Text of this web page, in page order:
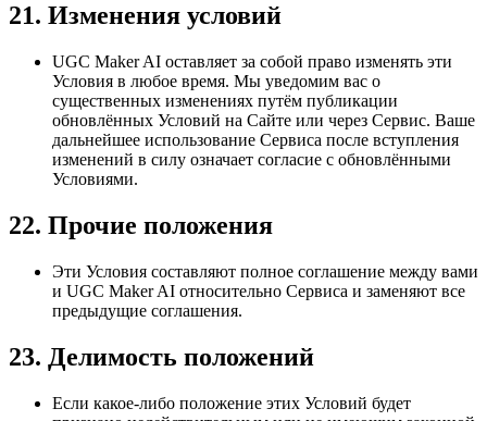
21. Изменения условий
UGC Maker AI оставляет за собой право изменять эти
Условия в любое время. Мы уведомим вас о
существенных изменениях путём публикации
обновлённых Условий на Сайте или через Сервис. Ваше
дальнейшее использование Сервиса после вступления
изменений в силу означает согласие с обновлёнными
Условиями.
22. Прочие положения
Эти Условия составляют полное соглашение между вами
и UGC Maker AI относительно Сервиса и заменяют все
предыдущие соглашения.
23. Делимость положений
Если какое-либо положение этих Условий будет